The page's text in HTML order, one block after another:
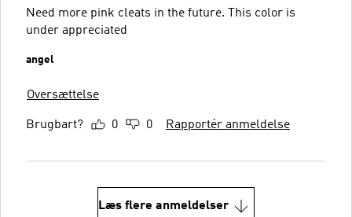
Need more pink cleats in the future. This color is
under appreciated
angel
Oversættelse
Brugbart? 0 0 Rapportér anmeldelse
Læs flere anmeldelser